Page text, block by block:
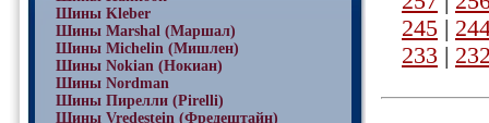
Шины Kleber
Шины Marshal (Маршал)
Шины Michelin (Мишлен)
Шины Nokian (Нокиан)
Шины Nordman
Шины Пирелли (Pirelli)
Шины Vredestein (Фредештайн)
245 |
233 |